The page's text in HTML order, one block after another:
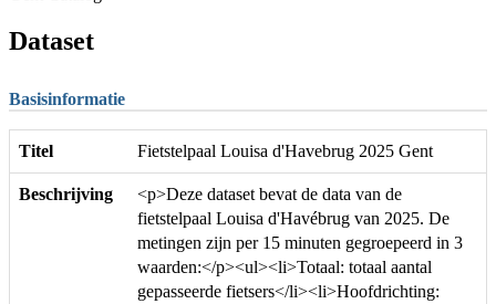
Dataset
Basisinformatie
Titel Fietstelpaal Louisa d'Havebrug 2025 Gent
Beschrijving
<p>Deze dataset bevat de data van de
fietstelpaal Louisa d'Havébrug van 2025. De
metingen zijn per 15 minuten gegroepeerd in 3
waarden:</p><ul><li>Totaal: totaal aantal
gepasseerde fietsers</li><li>Hoofdrichting: